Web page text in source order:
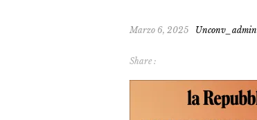
Marzo 6, 2025 Unconv_admin
Share :